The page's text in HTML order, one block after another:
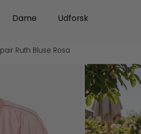
Herre
Dame Open Dame
Udforsk
Ruth Bluse Rosa